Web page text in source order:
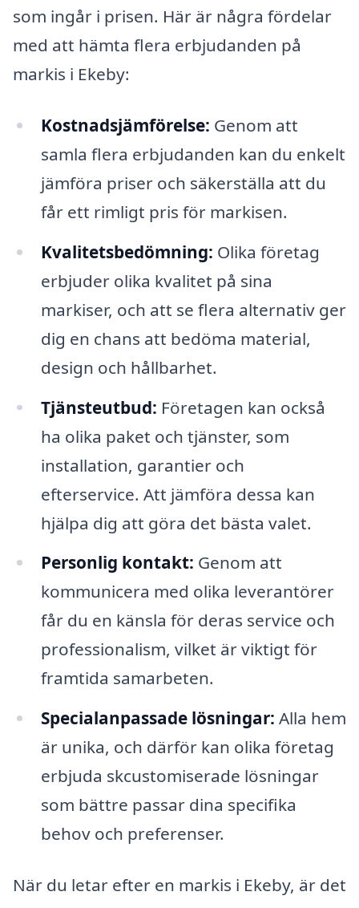
som ingår i prisen. Här är några fördelar
med att hämta flera erbjudanden på
markis i Ekeby:
Kostnadsjämförelse: Genom att
samla flera erbjudanden kan du enkelt
jämföra priser och säkerställa att du
får ett rimligt pris för markisen.
Kvalitetsbedömning: Olika företag
erbjuder olika kvalitet på sina
markiser, och att se flera alternativ ger
dig en chans att bedöma material,
design och hållbarhet.
Tjänsteutbud: Företagen kan också
ha olika paket och tjänster, som
installation, garantier och
efterservice. Att jämföra dessa kan
hjälpa dig att göra det bästa valet.
Personlig kontakt: Genom att
kommunicera med olika leverantörer
får du en känsla för deras service och
professionalism, vilket är viktigt för
framtida samarbeten.
Specialanpassade lösningar: Alla hem
är unika, och därför kan olika företag
erbjuda skcustomiserade lösningar
som bättre passar dina specifika
behov och preferenser.
När du letar efter en markis i Ekeby, är det